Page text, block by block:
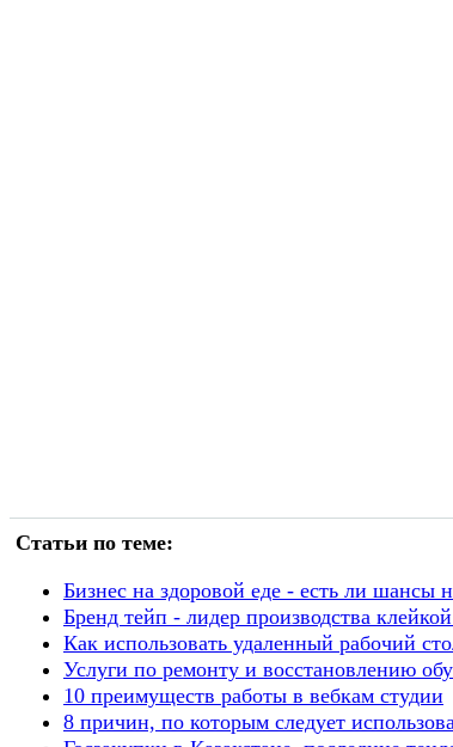
Статьи по теме:
Бизнес на здоровой еде - есть ли шансы
Бренд тейп - лидер производства
Как использовать удаленный рабочий
Услуги по ремонту и восстановлению
10 преимуществ работы в вебкам студии
8 причин, по которым следует